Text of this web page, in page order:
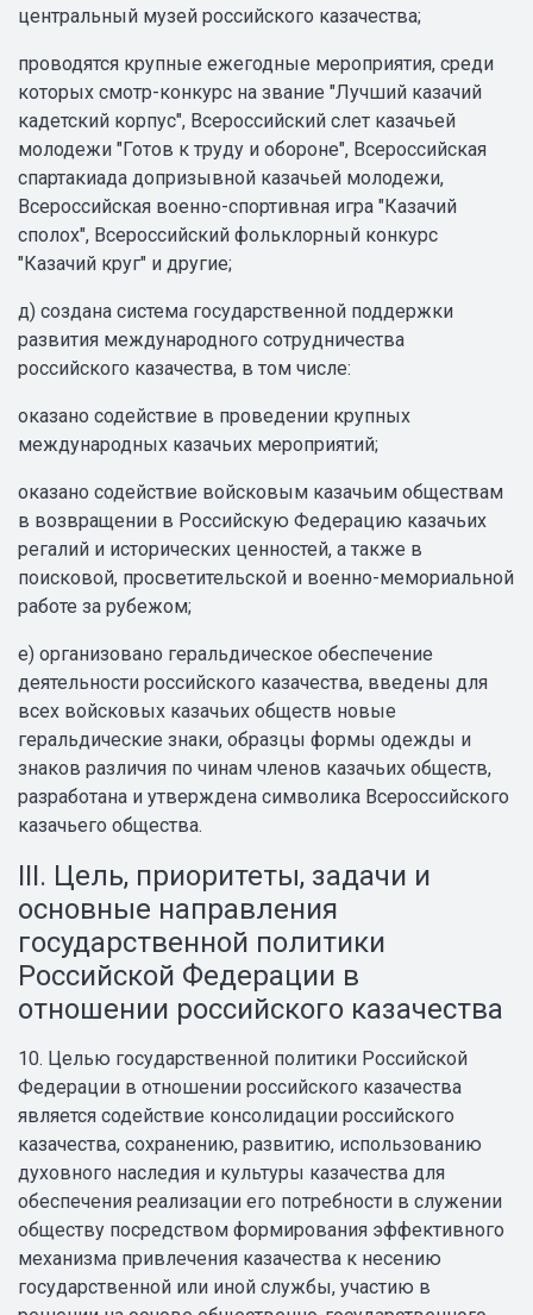
центральный музей российского казачества;
проводятся крупные ежегодные мероприятия, среди
которых смотр-конкурс на звание "Лучший казачий
кадетский корпус", Всероссийский слет казачьей
молодежи "Готов к труду и обороне", Всероссийская
спартакиада допризывной казачьей молодежи,
Всероссийская военно-спортивная игра "Казачий
сполох", Всероссийский фольклорный конкурс
"Казачий круг" и другие;
д) создана система государственной поддержки
развития международного сотрудничества
российского казачества, в том числе:
оказано содействие в проведении крупных
международных казачьих мероприятий;
оказано содействие войсковым казачьим обществам
в возвращении в Российскую Федерацию казачьих
регалий и исторических ценностей, а также в
поисковой, просветительской и военно-мемориальной
работе за рубежом;
е) организовано геральдическое обеспечение
деятельности российского казачества, введены для
всех войсковых казачьих обществ новые
геральдические знаки, образцы формы одежды и
знаков различия по чинам членов казачьих обществ,
разработана и утверждена символика Всероссийского
казачьего общества.
III. Цель, приоритеты, задачи и
основные направления
государственной политики
Российской Федерации в
отношении российского казачества
10. Целью государственной политики Российской
Федерации в отношении российского казачества
является содействие консолидации российского
казачества, сохранению, развитию, использованию
духовного наследия и культуры казачества для
обеспечения реализации его потребности в служении
обществу посредством формирования эффективного
механизма привлечения казачества к несению
государственной или иной службы, участию в